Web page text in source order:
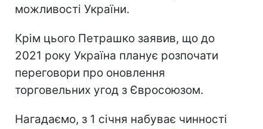
можливості України.
Крім цього Петрашко заявив, що до
2021 року Україна планує розпочати
переговори про оновлення
торговельних угод з Євросоюзом.
Нагадаємо, з 1 січня набуває чинності